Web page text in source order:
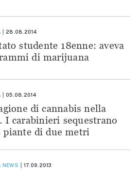
28.08.2014
studente 18enne: aveva
di marijuana
05.08.2014
di cannabis nella
I carabinieri sequestrano
piante di due metri
NEWS 17.09.2013